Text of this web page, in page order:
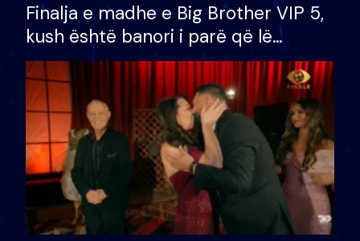
Finalja e madhe e Big Brother VIP 5,
kush është banori i parë që lë
shtëpinë dhe humb mundësinë për
të fituar çmimin e madh